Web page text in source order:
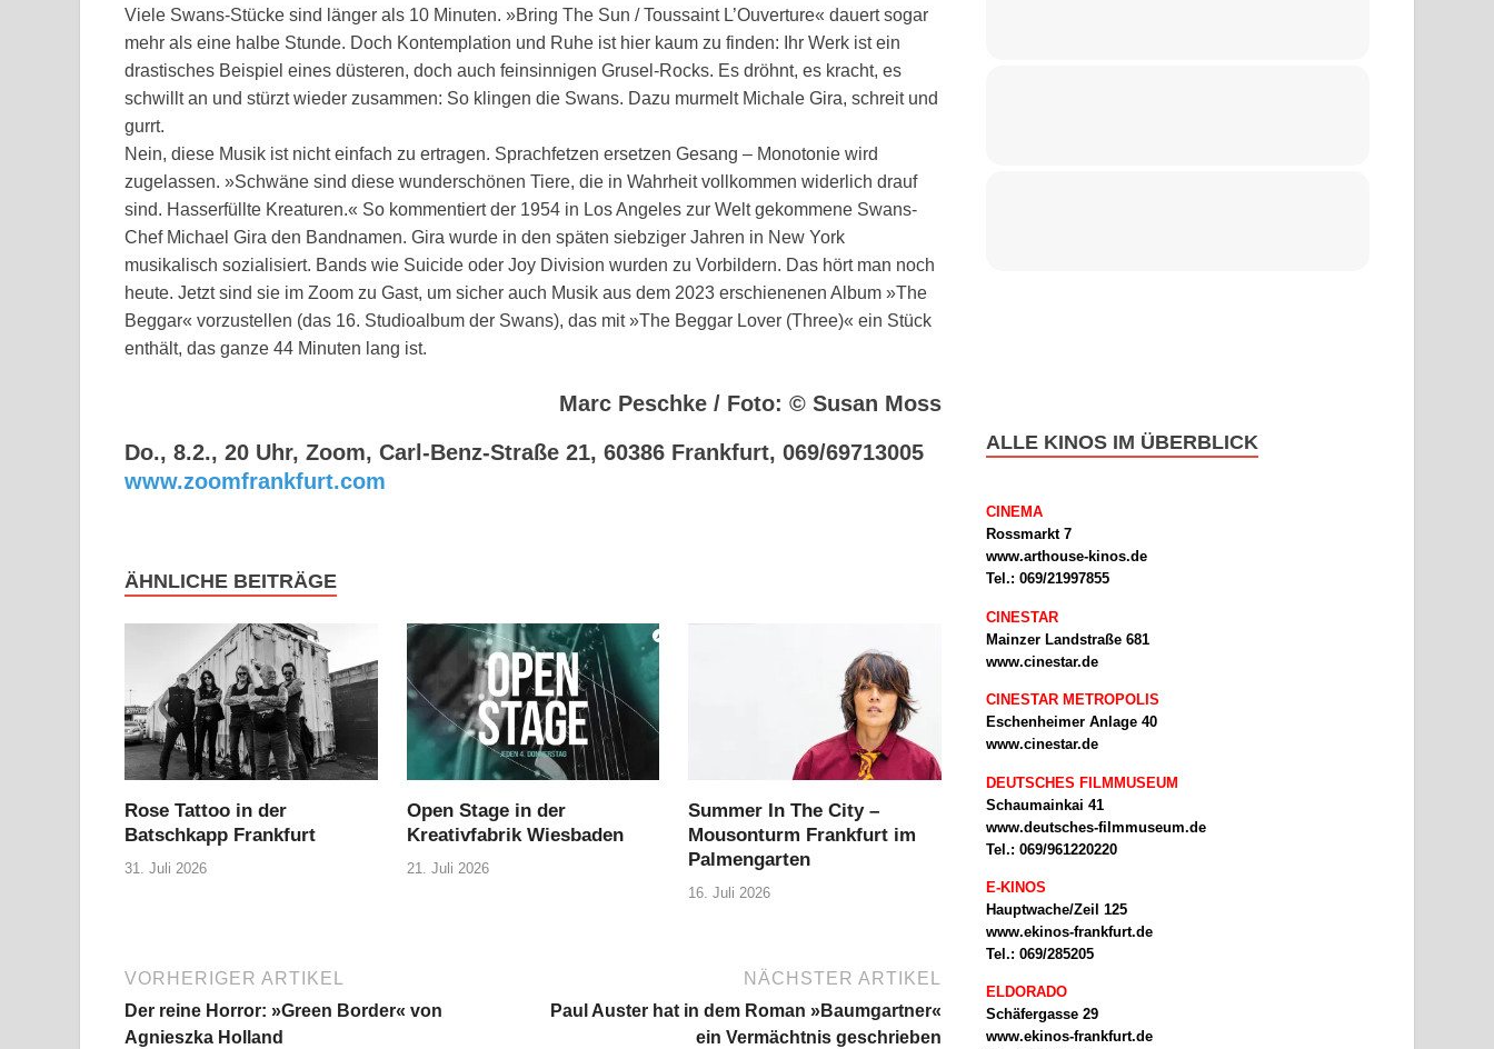
Viele Swans-Stücke sind länger als 10 Minuten. »Bring The Sun / Toussaint L’Ouverture« dauert sogar
mehr als eine halbe Stunde. Doch Kontemplation und Ruhe ist hier kaum zu finden: Ihr Werk ist ein
drastisches Beispiel eines düsteren, doch auch feinsinnigen Grusel-Rocks. Es dröhnt, es kracht, es
schwillt an und stürzt wieder zusammen: So klingen die Swans. Dazu murmelt Michale Gira, schreit und
gurrt.
Nein, diese Musik ist nicht einfach zu ertragen. Sprachfetzen ersetzen Gesang – Monotonie wird
zugelassen. »Schwäne sind diese wunderschönen Tiere, die in Wahrheit vollkommen widerlich drauf
sind. Hasserfüllte Kreaturen.« So kommentiert der 1954 in Los Angeles zur Welt gekommene Swans-
Chef Michael Gira den Bandnamen. Gira wurde in den späten siebziger Jahren in New York
musikalisch sozialisiert. Bands wie Suicide oder Joy Division wurden zu Vorbildern. Das hört man noch
heute. Jetzt sind sie im Zoom zu Gast, um sicher auch Musik aus dem 2023 erschienenen Album »The
Beggar« vorzustellen (das 16. Studioalbum der Swans), das mit »The Beggar Lover (Three)« ein Stück
enthält, das ganze 44 Minuten lang ist.
Marc Peschke / Foto: © Susan Moss
Do., 8.2., 20 Uhr, Zoom, Carl-Benz-Straße 21, 60386 Frankfurt, 069/69713005
www.zoomfrankfurt.com
ÄHNLICHE BEITRÄGE
Rose Tattoo in der
Batschkapp Frankfurt
31. Juli 2026
Open Stage in der
Kreativfabrik Wiesbaden
21. Juli 2026
Summer In The City –
Mousonturm Frankfurt im
Palmengarten
16. Juli 2026
VORHERIGER ARTIKEL
Der reine Horror: »Green Border« von
Agnieszka Holland
NÄCHSTER ARTIKEL
Paul Auster hat in dem Roman »Baumgartner«
ein Vermächtnis geschrieben
ALLE KINOS IM ÜBERBLICK
CINEMA
Rossmarkt 7
www.arthouse-kinos.de
Tel.: 069/21997855
CINESTAR
Mainzer Landstraße 681
www.cinestar.de
CINESTAR METROPOLIS
Eschenheimer Anlage 40
www.cinestar.de
DEUTSCHES FILMMUSEUM
Schaumainkai 41
www.deutsches-filmmuseum.de
Tel.: 069/961220220
E-KINOS
Hauptwache/Zeil 125
www.ekinos-frankfurt.de
Tel.: 069/285205
ELDORADO
Schäfergasse 29
www.ekinos-frankfurt.de